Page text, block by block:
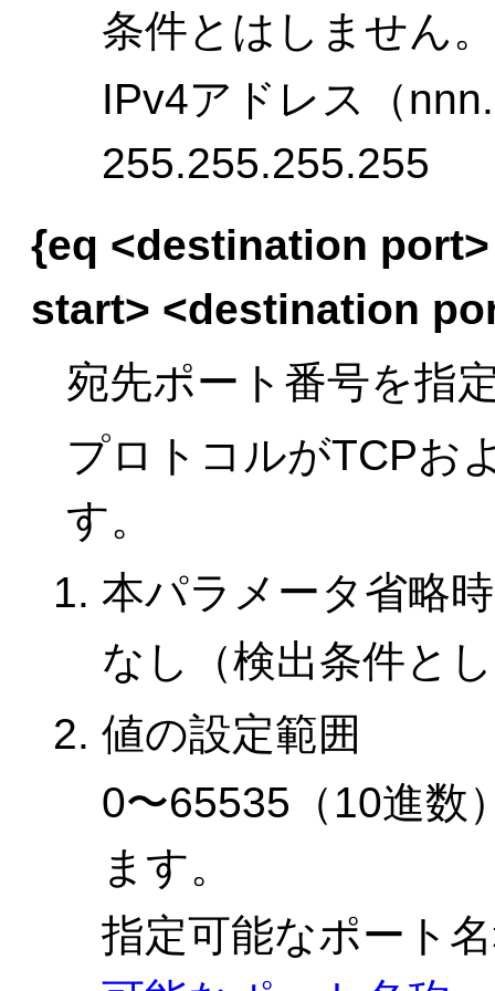
条件とはしません。
IPv4アドレス（
255.255.255.255
{eq <destination
start> <destination
宛先ポート番号を指
プロトコルがTCPお
す。
本パラメータ省略
なし（検出条件と
値の設定範囲
0〜65535（10進数
ます。
指定可能なポート